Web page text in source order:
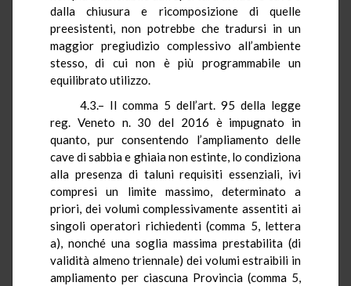
dalla chiusura e ricomposizione di quelle
preesistenti, non potrebbe che tradursi in un
maggior pregiudizio complessivo all’ambiente
stesso, di cui non è più programmabile un
equilibrato utilizzo.
4.3.– Il comma 5 dell’art. 95 della legge
reg. Veneto n. 30 del 2016 è impugnato in
quanto, pur consentendo l’ampliamento delle
cave di sabbia e ghiaia non estinte, lo condiziona
alla presenza di taluni requisiti essenziali, ivi
compresi un limite massimo, determinato a
priori, dei volumi complessivamente assentiti ai
singoli operatori richiedenti (comma 5, lettera
a), nonché una soglia massima prestabilita (di
validità almeno triennale) dei volumi estraibili in
ampliamento per ciascuna Provincia (comma 5,